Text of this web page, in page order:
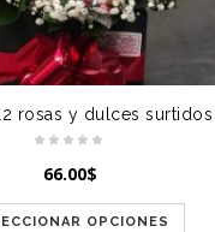
rosas y dulces surtidos
66.00$
OPCIONES